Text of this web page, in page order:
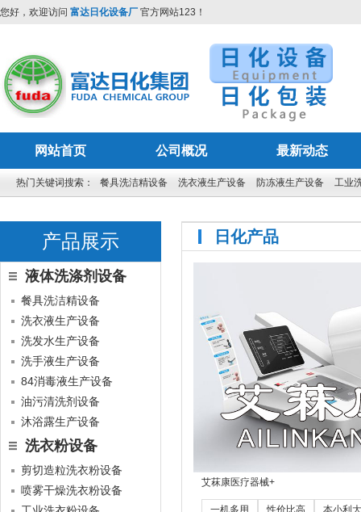
您好，欢迎访问 富达日化设备厂 官方网站123！
网站首页 公司概况 最新动态
热门关键词搜索： 餐具洗洁精设备 洗衣液生产设备 防冻液生产设备 工业
产品展示
液体洗涤剂设备
餐具洗洁精设备
洗衣液生产设备
洗发水生产设备
洗手液生产设备
84消毒液生产设备
油污清洗剂设备
沐浴露生产设备
洗衣粉设备
剪切造粒洗衣粉设备
喷雾干燥洗衣粉设备
日化产品
艾菻康医疗器械+
一机多用 性价比高 本小利大